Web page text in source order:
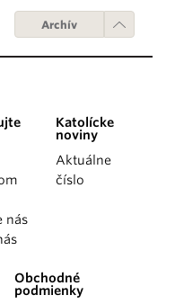
Archív
nás
Katolícke
noviny
Aktuálne
číslo
Obchodné
podmienky